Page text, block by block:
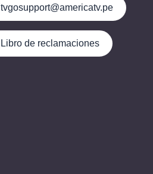
tvgosupport@americatv.pe
Libro de reclamaciones